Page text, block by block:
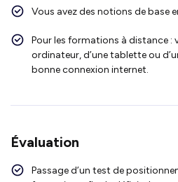
Vous avez des notions de base
Pour les formations à distance :
ordinateur, d’une tablette ou
bonne connexion internet.
Évaluation
Passage d’un test de